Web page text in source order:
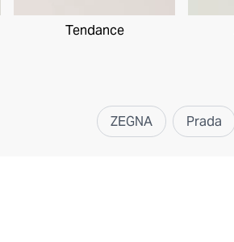
Tendance
ZEGNA Prada